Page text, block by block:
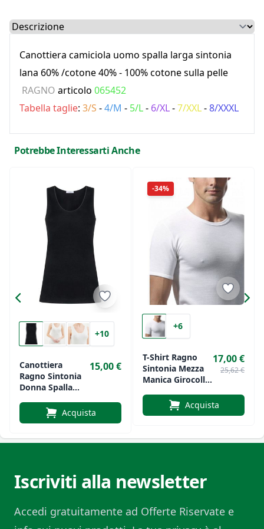
Select a tab
Canottiera camiciola uomo spalla larga sintonia
lana 60% /cotone 40% - 100% cotone sulla pelle
RAGNO articolo 065452
Tabella taglie: 3/S -4/M - 5/L- 6/XL-7/XXL-8/XXXL
Potrebbe Interessarti Anche
+10
Canottiera
Ragno Sintonia
Donna Spalla
Cotone Art.2452
15,00 €
Acquista
-34%
+6
T-Shirt Ragno
Sintonia Mezza
Manica Girocollo
17,00 €
25,62 €
Acquista
Iscriviti alla newsletter
Accedi gratuitamente ad Offerte Riservate e